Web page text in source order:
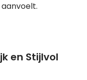
aanvoelt.
en Stijlvol